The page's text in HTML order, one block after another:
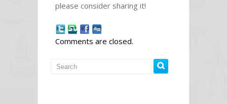
please consider sharing it!
Comments are closed.